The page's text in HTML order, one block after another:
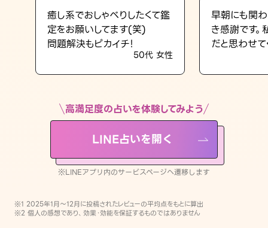
占い記事
LINE占いを開く
※LINEアプリ内のサービスページへ遷移します
癒し系でおしゃべりしたくて鑑
定をお願いしてます(笑)
問題解決もピカイチ！
50代 女性
早朝にも関
き感謝です
だと思わせて
高満足度の占いを体験してみよう
LINE占いを開く
※LINEアプリ内のサービスページへ遷移します
※1 2025年1月〜12月に投稿されたレビューの平均点をもとに算出
※2 個人の感想であり、効果・効能を保証するものではありません